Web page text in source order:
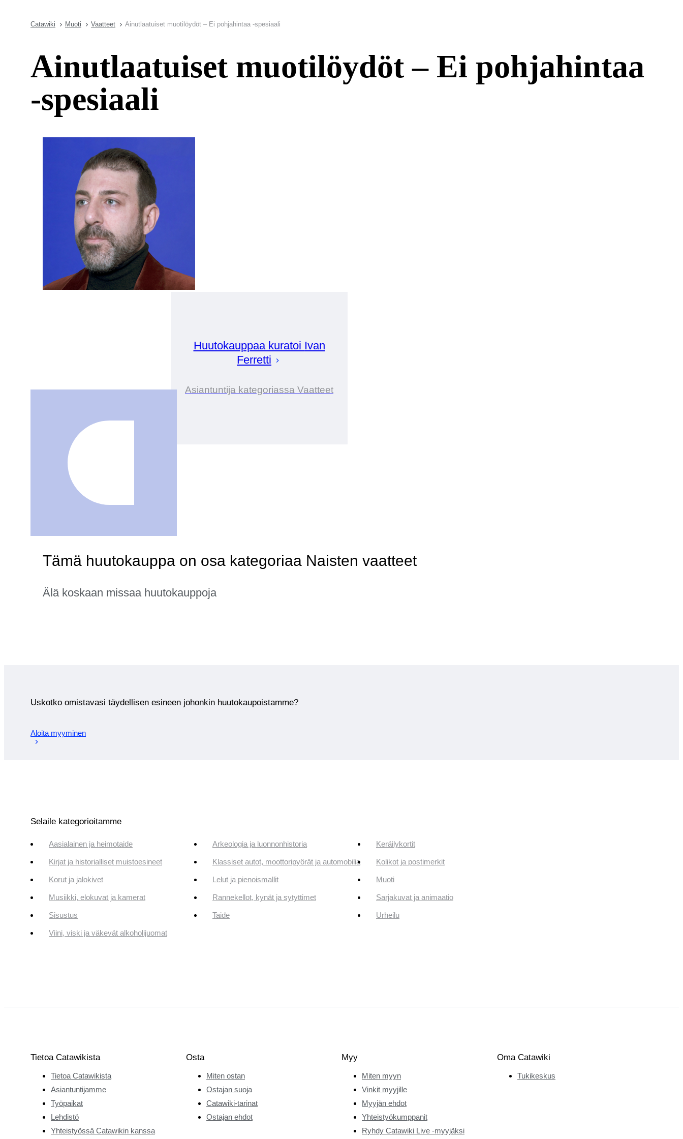
Catawiki Muoti Vaatteet Ainutlaatuiset muotilöydöt – Ei pohjahintaa -spesiaali
Ainutlaatuiset muotilöydöt – Ei pohjahintaa
-spesiaali
Huutokauppaa kuratoi Ivan
Ferretti
Asiantuntija kategoriassa Vaatteet
Tämä huutokauppa on osa kategoriaa Naisten vaatteet
Älä koskaan missaa huutokauppoja
Uskotko omistavasi täydellisen esineen johonkin huutokaupoistamme?
Aloita myyminen
Selaile kategorioitamme
Aasialainen ja heimotaide Arkeologia ja luonnonhistoria Keräilykortit
Kirjat ja historialliset muistoesineet Klassiset autot, moottoripyörät ja automobilia Kolikot ja postimerkit
Korut ja jalokivet Lelut ja pienoismallit Muoti
Musiikki, elokuvat ja kamerat Rannekellot, kynät ja sytyttimet Sarjakuvat ja animaatio
Sisustus Taide Urheilu
Viini, viski ja väkevät alkoholijuomat
Tietoa Catawikista
Tietoa Catawikista
Asiantuntijamme
Työpaikat
Lehdistö
Yhteistyössä Catawikin kanssa
Osta
Miten ostan
Ostajan suoja
Catawiki-tarinat
Ostajan ehdot
Myy
Miten myyn
Vinkit myyjille
Myyjän ehdot
Yhteistyökumppanit
Ryhdy Catawiki Live -myyjäksi
Oma Catawiki
Tukikeskus